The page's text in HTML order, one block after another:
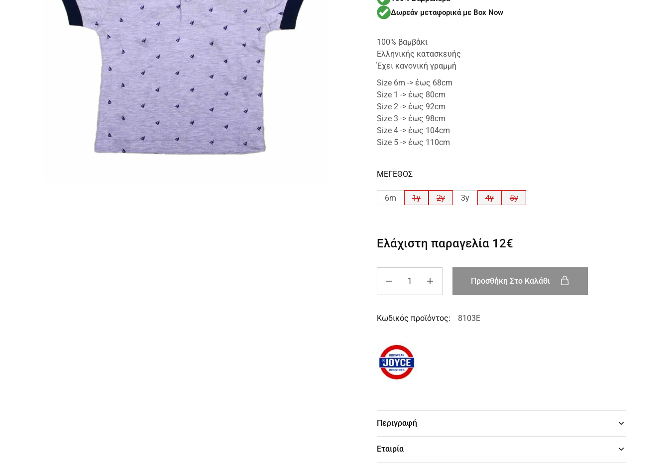
Δωρεάν μεταφορικά με Box Now
100% βαμβάκι
Ελληνικής κατασκευής
Έχει κανονική γραμμή
Size 6m -> έως 68cm
Size 1 -> έως 80cm
Size 2 -> έως 92cm
Size 3 -> έως 98cm
Size 4 -> έως 104cm
Size 5 -> έως 110cm
ΜΕΓΕΘΟΣ
6m 1y 2y 3y 4y 5y
Ελάχιστη παραγελία 12€
Προσθήκη Στο Καλάθι
Κωδικός προϊόντος: 8103E
Περιγραφή
Εταιρία